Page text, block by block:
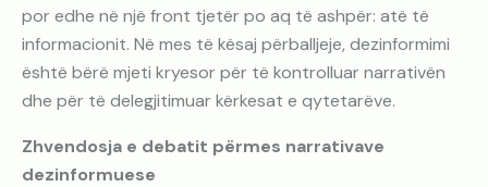
por edhe në një front tjetër po aq të ashpër: atë të
informacionit. Në mes të kësaj përballjeje, dezinformimi
është bërë mjeti kryesor për të kontrolluar narrativën
dhe për të delegjitimuar kërkesat e qytetarëve.
Zhvendosja e debatit përmes narrativave
dezinformuese